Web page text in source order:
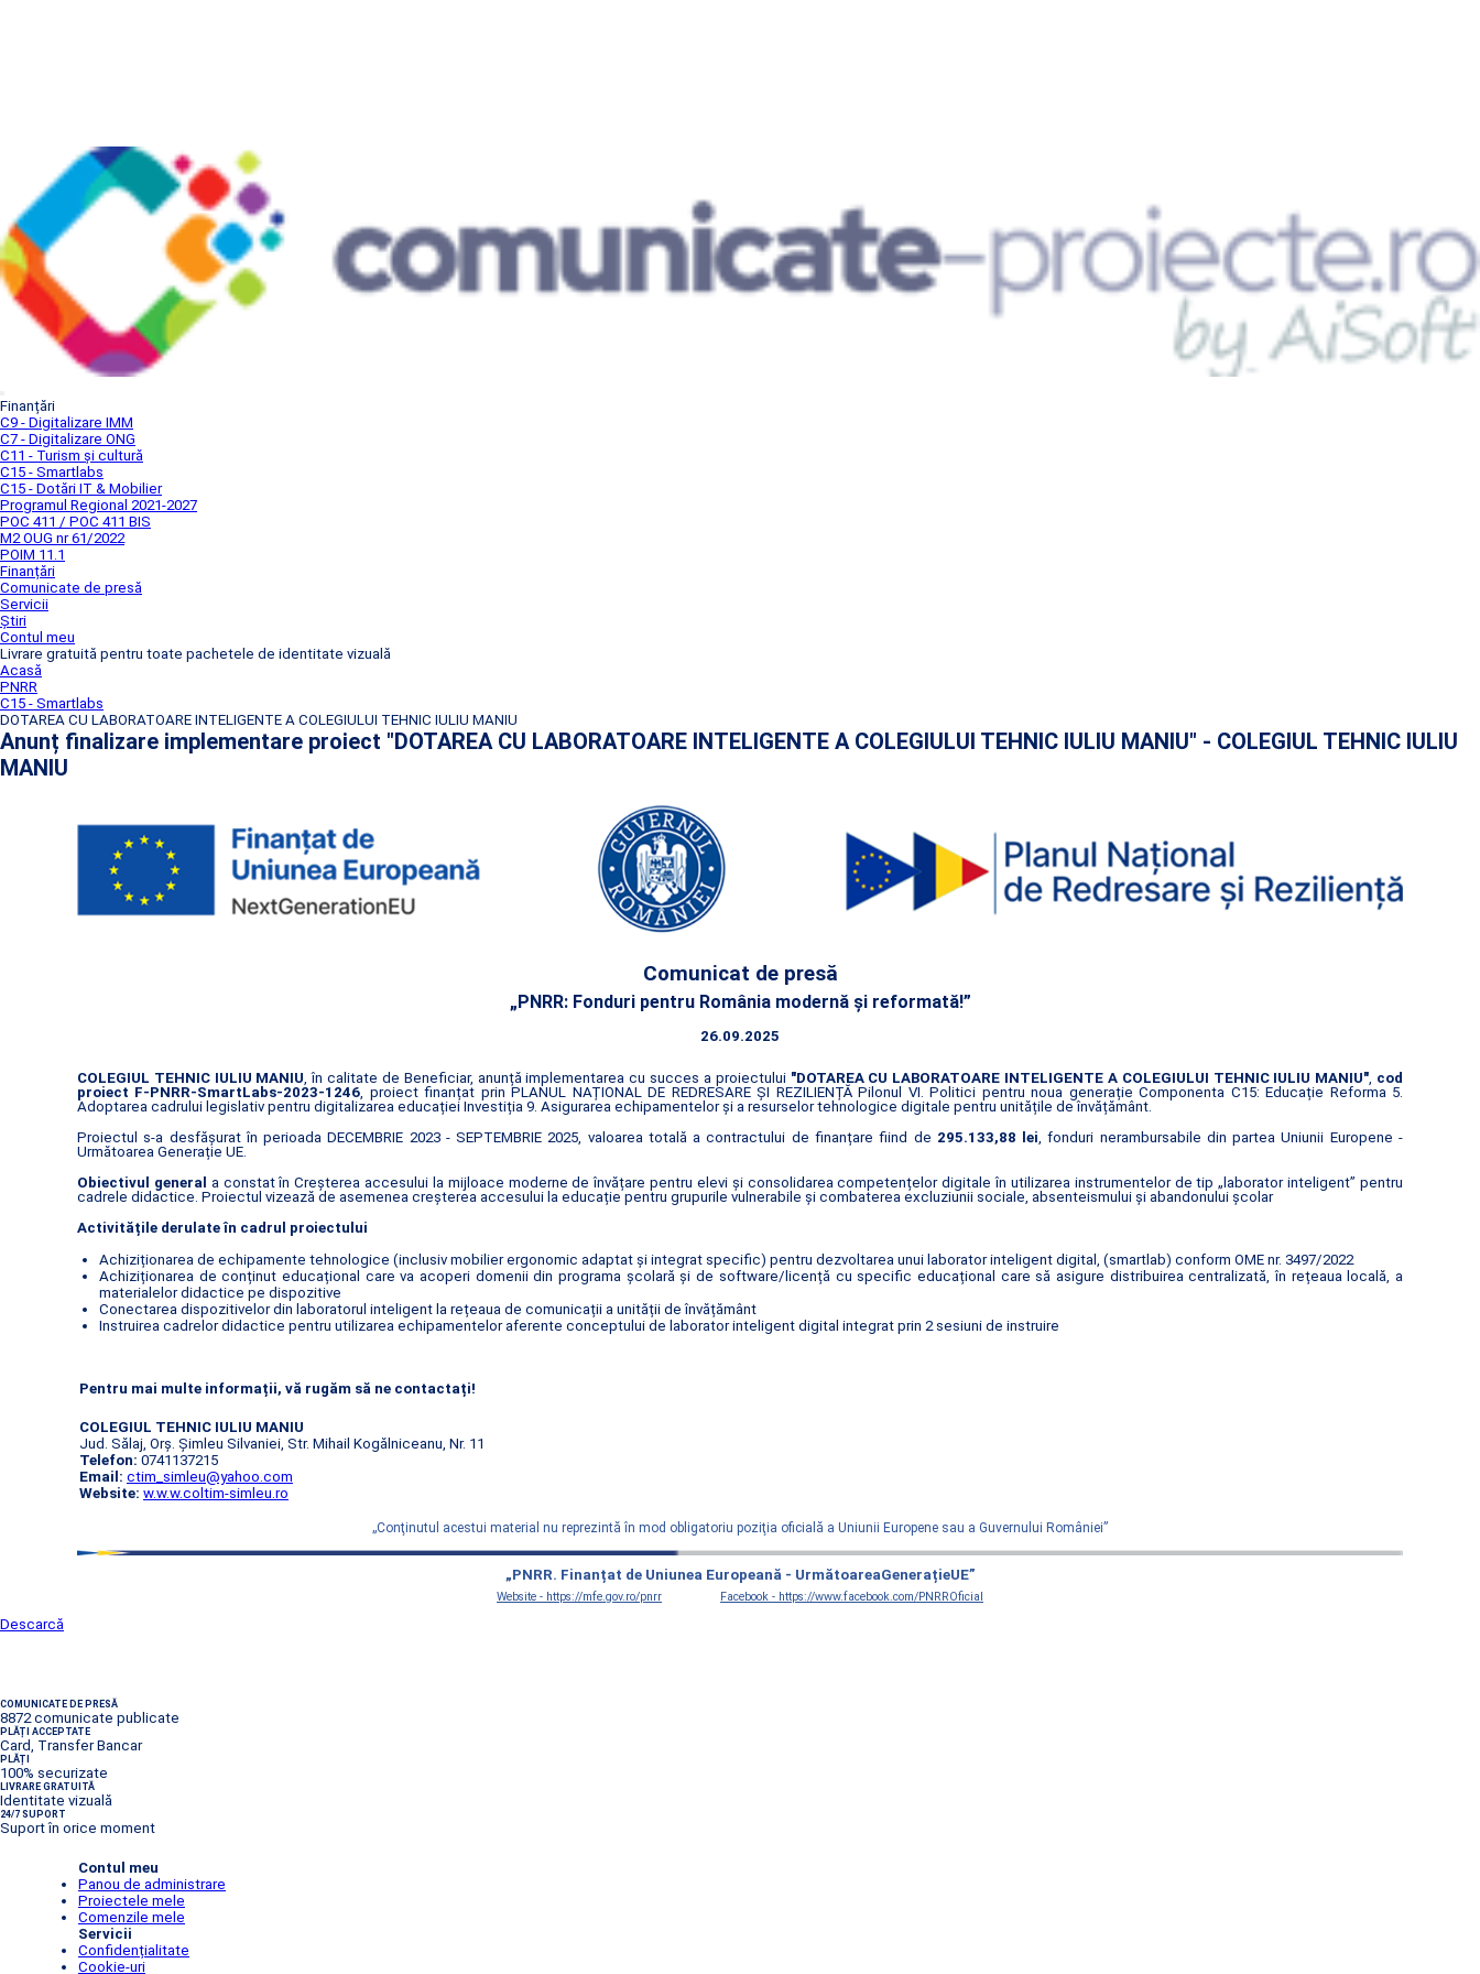
Finanțări
C9 - Digitalizare IMM
C7 - Digitalizare ONG
C11 - Turism și cultură
C15 - Smartlabs
C15 - Dotări IT & Mobilier
Programul Regional 2021-2027
POC 411 / POC 411 BIS
M2 OUG nr 61/2022
POIM 11.1
Finanțări
Comunicate de presă
Servicii
Știri
Contul meu
Livrare gratuită pentru toate pachetele de identitate vizuală
Acasă
PNRR
C15 - Smartlabs
DOTAREA CU LABORATOARE INTELIGENTE A COLEGIULUI TEHNIC IULIU MANIU
Anunț finalizare implementare proiect "DOTAREA CU LABORATOARE INTELIGENTE A COLEGIULUI TEHNIC IULIU MANIU" - COLEGIUL TEHNIC IULIU
MANIU
Comunicat de presă
„PNRR: Fonduri pentru România modernă și reformată!”
26.09.2025
COLEGIUL TEHNIC IULIU MANIU, în calitate de Beneficiar, anunță implementarea cu succes a proiectului "DOTAREA CU LABORATOARE INTELIGENTE A COLEGIULUI TEHNIC IULIU MANIU", cod
proiect F-PNRR-SmartLabs-2023-1246, proiect finanțat prin PLANUL NAȚIONAL DE REDRESARE ȘI REZILIENȚĂ Pilonul VI. Politici pentru noua generație Componenta C15: Educație Reforma 5.
Adoptarea cadrului legislativ pentru digitalizarea educației Investiția 9. Asigurarea echipamentelor și a resurselor tehnologice digitale pentru unitățile de învățământ.
Proiectul s-a desfășurat în perioada DECEMBRIE 2023 - SEPTEMBRIE 2025, valoarea totală a contractului de finanțare fiind de 295.133,88 lei, fonduri nerambursabile din partea Uniunii Europene -
Următoarea Generație UE.
Obiectivul general a constat în Creșterea accesului la mijloace moderne de învățare pentru elevi și consolidarea competențelor digitale în utilizarea instrumentelor de tip „laborator inteligent” pentru
cadrele didactice. Proiectul vizează de asemenea creșterea accesului la educație pentru grupurile vulnerabile și combaterea excluziunii sociale, absenteismului și abandonului școlar
Activitățile derulate în cadrul proiectului
Achiziționarea de echipamente tehnologice (inclusiv mobilier ergonomic adaptat și integrat specific) pentru dezvoltarea unui laborator inteligent digital, (smartlab) conform OME nr. 3497/2022
Achiziționarea de conținut educațional care va acoperi domenii din programa școlară și de software/licență cu specific educațional care să asigure distribuirea centralizată, în rețeaua locală, a
materialelor didactice pe dispozitive
Conectarea dispozitivelor din laboratorul inteligent la rețeaua de comunicații a unității de învățământ
Instruirea cadrelor didactice pentru utilizarea echipamentelor aferente conceptului de laborator inteligent digital integrat prin 2 sesiuni de instruire
Pentru mai multe informații, vă rugăm să ne contactați!
COLEGIUL TEHNIC IULIU MANIU
Jud. Sălaj, Orș. Șimleu Silvaniei, Str. Mihail Kogălniceanu, Nr. 11
Telefon: 0741137215
Email: ctim_simleu@yahoo.com
Website: w.w.w.coltim-simleu.ro
„Conţinutul acestui material nu reprezintă în mod obligatoriu poziţia oficială a Uniunii Europene sau a Guvernului României”
„PNRR. Finanțat de Uniunea Europeană - UrmătoareaGenerațieUE”
Website - https://mfe.gov.ro/pnrr Facebook - https://www.facebook.com/PNRROficial
Descarcă
COMUNICATE DE PRESĂ
8872 comunicate publicate
PLĂȚI ACCEPTATE
Card, Transfer Bancar
PLĂȚI
100% securizate
LIVRARE GRATUITĂ
Identitate vizuală
24/7 SUPORT
Suport în orice moment
Contul meu
Panou de administrare
Proiectele mele
Comenzile mele
Servicii
Confidențialitate
Cookie-uri